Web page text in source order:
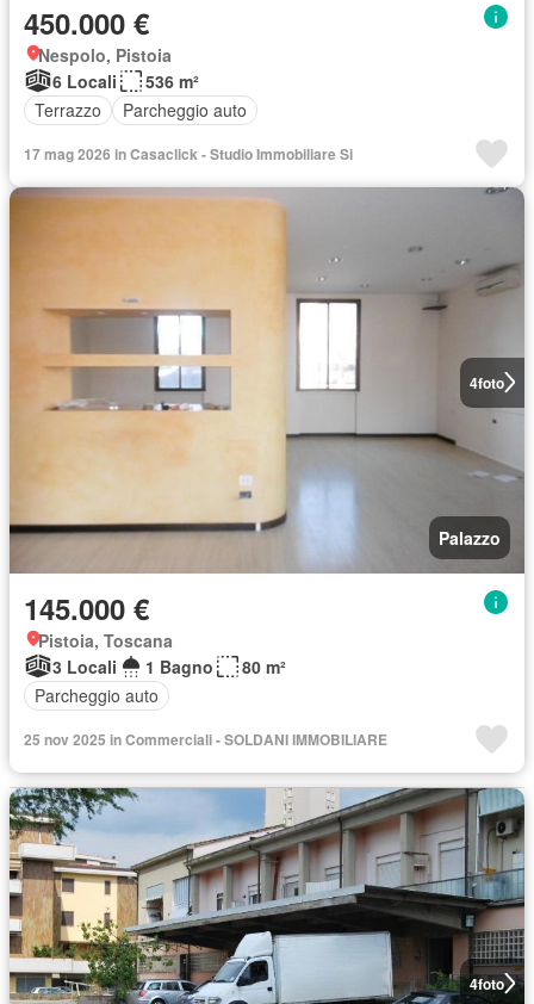
450.000 €
Nespolo, Pistoia
6 Locali
536 m²
Terrazzo
Parcheggio auto
17 mag 2026 in Casaclick - Studio Immobiliare Si
4foto
Palazzo
145.000 €
Pistoia, Toscana
3 Locali
1 Bagno
80 m²
Parcheggio auto
25 nov 2025 in Commerciali - SOLDANI IMMOBILIARE
4foto